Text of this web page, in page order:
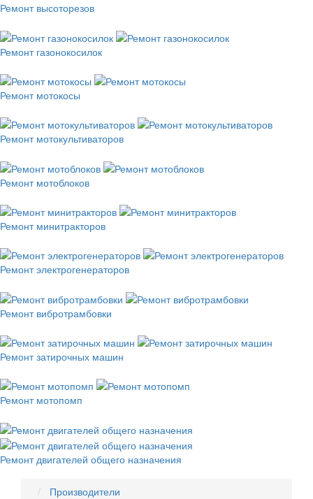
Ремонт высоторезов
Ремонт газонокосилок
Ремонт мотокосы
Ремонт мотокультиваторов
Ремонт мотоблоков
Ремонт минитракторов
Ремонт электрогенераторов
Ремонт вибротрамбовки
Ремонт затирочных машин
Ремонт мотопомп
Ремонт двигателей общего назначения
Производители